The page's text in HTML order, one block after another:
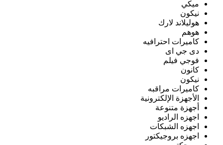
ميكي
نيكون
هوليلاند لارك
هوهم
كاميرات احترافيه
دى جي اى
فوجي فيلم
كانون
نيكون
كاميرات مراقبه
الأجهزة الإلكترونية
أجهزة متنوعة
اجهزه الراديو
اجهزه الشبكات
اجهزه بروجيكتور